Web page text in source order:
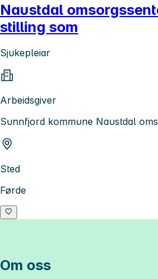
Naustdal
stilling som
Sjukepleiar
Arbeidsgiver
Sunnfjord kommune Naustdal
Sted
Førde
Om oss